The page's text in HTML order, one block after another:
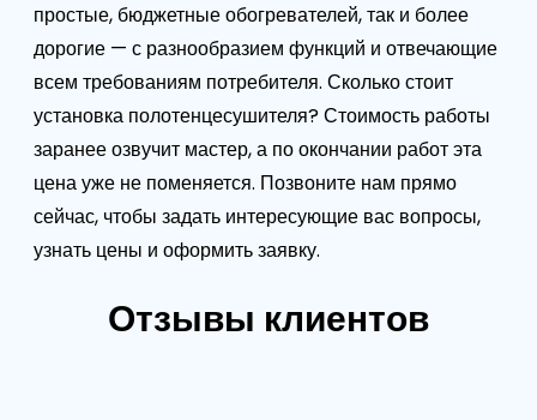
простые, бюджетные обогревателей, так и более
дорогие — с разнообразием функций и отвечающие
всем требованиям потребителя. Сколько стоит
установка полотенцесушителя? Стоимость работы
заранее озвучит мастер, а по окончании работ эта
цена уже не поменяется. Позвоните нам прямо
сейчас, чтобы задать интересующие вас вопросы,
узнать цены и оформить заявку.
Отзывы клиентов